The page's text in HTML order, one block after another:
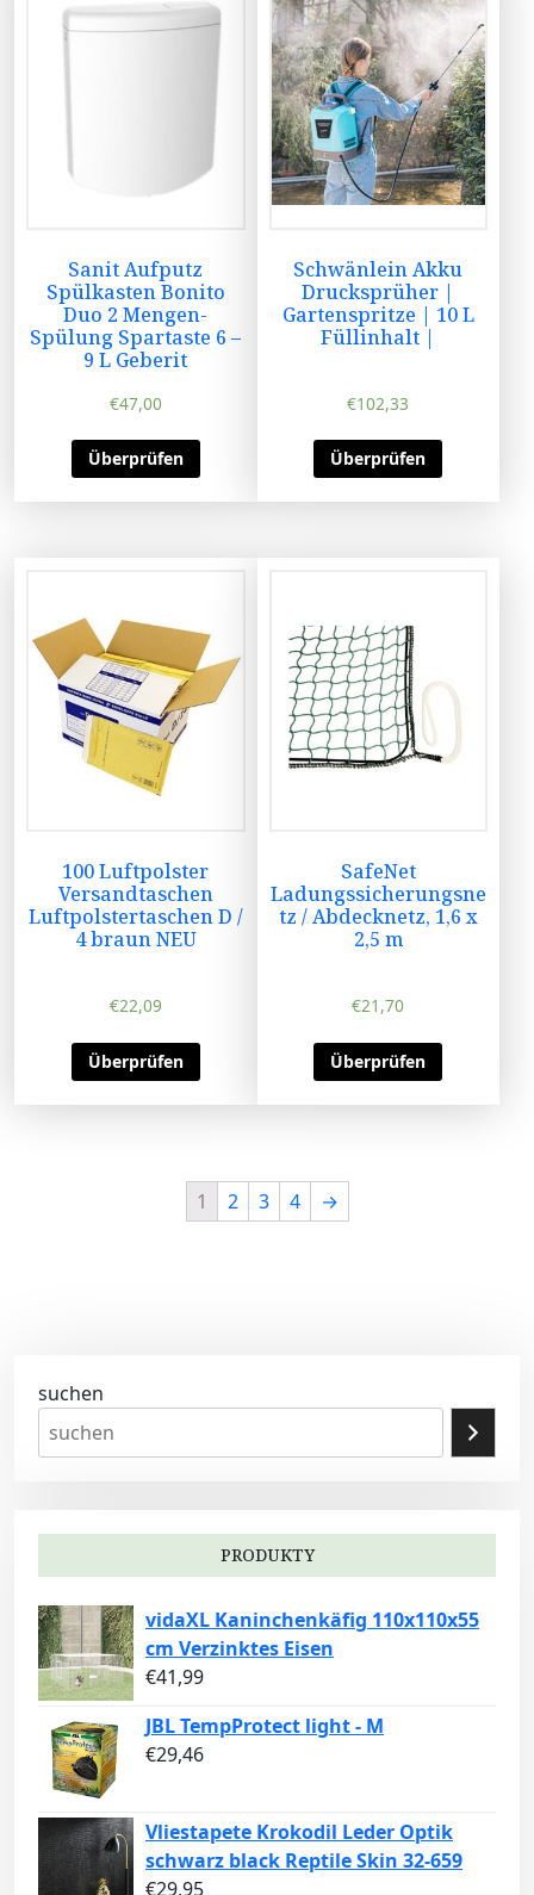
Sanit Aufputz
Spülkasten Bonito
Duo 2 Mengen-
Spülung Spartaste 6 –
9 L Geberit
€47,00
Überprüfen
Schwänlein Akku
Drucksprüher |
Gartenspritze | 10 L
Füllinhalt |
€102,33
Überprüfen
100 Luftpolster
Versandtaschen
Luftpolstertaschen D /
4 braun NEU
€22,09
Überprüfen
SafeNet
Ladungssicherungsne
tz / Abdecknetz, 1,6 x
2,5 m
€21,70
Überprüfen
1 2 3 4 →
suchen
PRODUKTY
vidaXL Kaninchenkäfig 110x110x55
cm Verzinktes Eisen
€41,99
JBL TempProtect light - M
€29,46
Vliestapete Krokodil Leder Optik
schwarz black Reptile Skin 32-659
€29,95